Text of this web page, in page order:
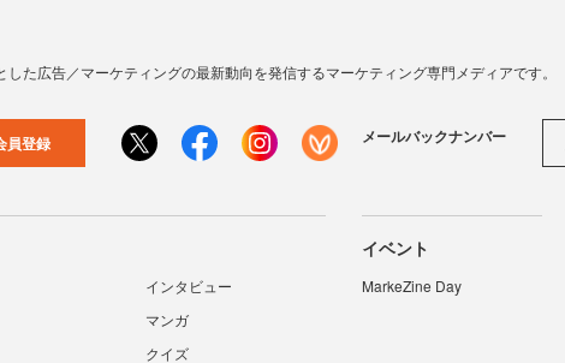
した広告／マーケティングの最新動向を発信するマーケティング専門メディアです。
員登録 メールバックナンバー
インタビュー
マンガ
クイズ
イベント
MarkeZine Day